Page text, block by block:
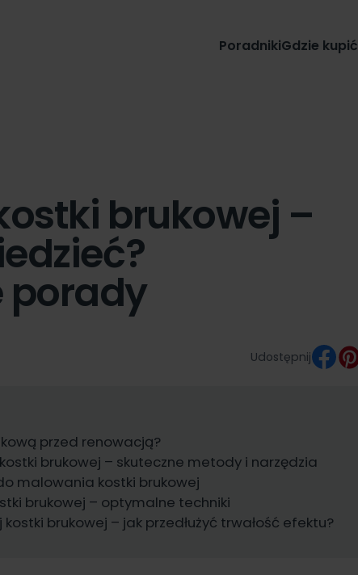
PoradnikiGdzie kupić
brukowej –
porady
Udostępnij
przed renowacją?
brukowej – skuteczne metody i narzędzia
malowania kostki brukowej
brukowej – optymalne techniki
brukowej – jak przedłużyć trwałość efektu?